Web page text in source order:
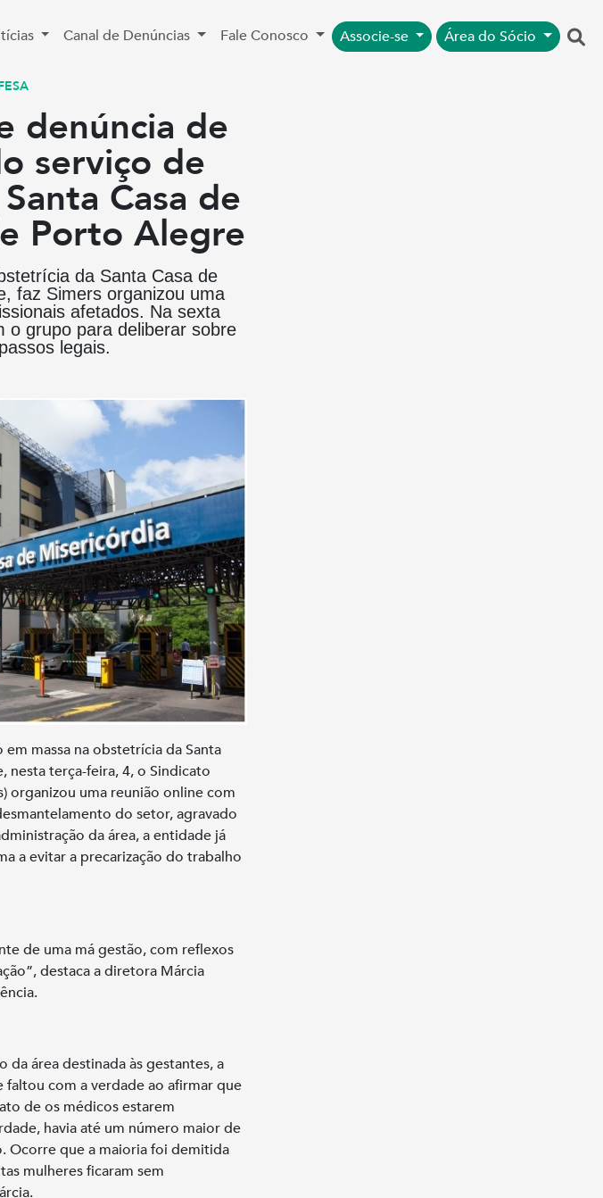
Canal de Denúncias Fale Conosco Associe-se Área do Sócio
denúncia de
serviço de
Casa de
Porto Alegre
da Santa Casa de
faz Simers organizou uma
afetados. Na sexta
o grupo para deliberar sobre
legais.
massa na obstetrícia da Santa
nesta terça-feira, 4, o Sindicato
organizou uma reunião online com
do setor, agravado
da área, a entidade já
a evitar a precarização do trabalho
de uma má gestão, com reflexos
destaca a diretora Márcia
área destinada às gestantes, a
com a verdade ao afirmar que
de os médicos estarem
havia até um número maior de
Ocorre que a maioria foi demitida
mulheres ficaram sem